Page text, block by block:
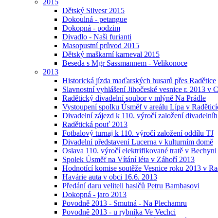
2015
Dětský Silvesr 2015
Dokoulná - petangue
Dokopná - podzim
Divadlo - Naši furianti
Masopustní průvod 2015
Dětský maškarní karneval 2015
Beseda s Mgr Sassmannem - Velikonoce
2013
Historická jízda maďarských husarů přes Radětice
Slavnostní vyhlášení Jihočeské vesnice r. 2013 v C
Radětický divadelní soubor v mlýně Na Prádle
Vystoupení spolku Úsměf v areálu Lípa v
Divadelní zájezd k 110. výročí založení divadelníh
Radětická pouť 2013
Fotbalový turnaj k 110. výročí založení oddílu TJ
Divadelní představení Lucerna v kulturním domě
Oslava 110. výročí elektrifikované tratě v Bechyni
Spolek Úsměf na Vítání léta v Záhoří 2013
Hodnotící komise soutěže Vesnice roku 2013 v
Havárie auta v obci 16.6. 2013
Předání daru veliteli hasičů Petru Bambasovi
Dokopná - jaro 2013
Povodně 2013 - Smutná - Na Plechamru
Povodně 2013 - u rybníka Ve Vechci